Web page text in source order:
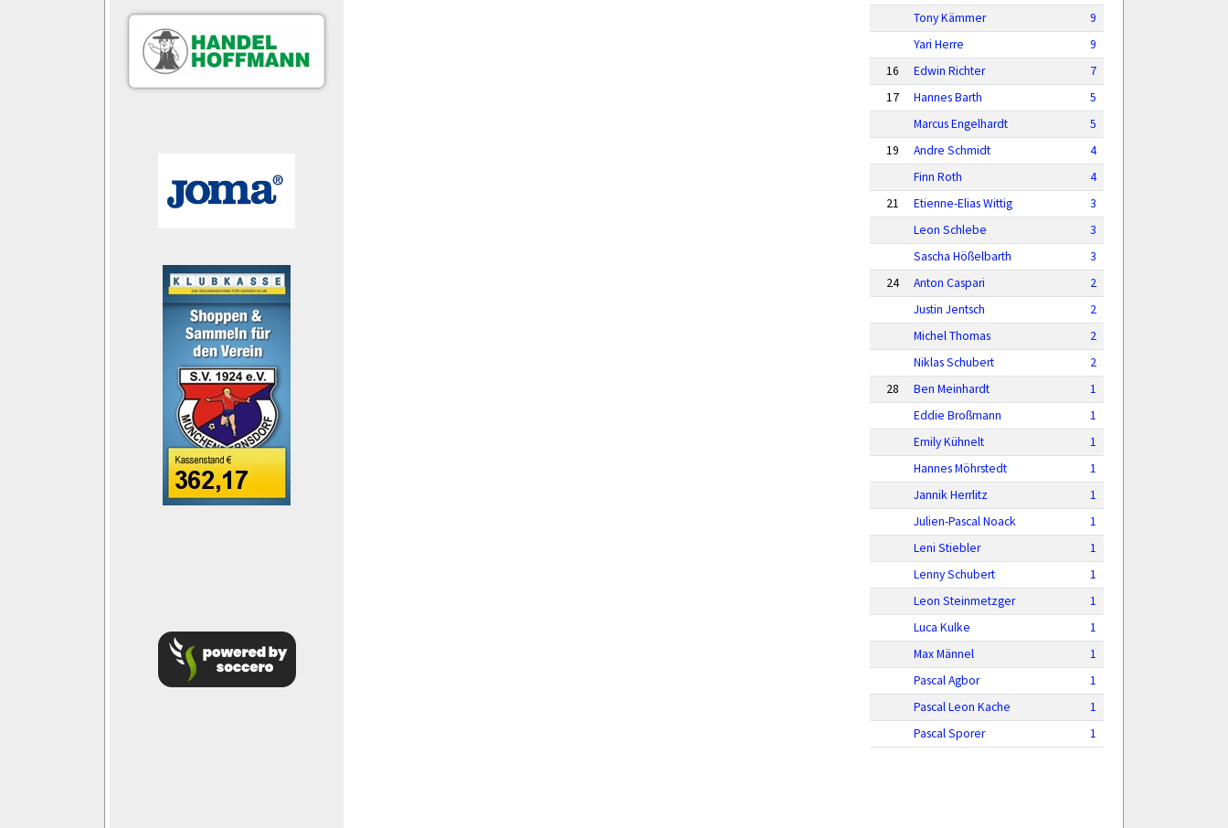
Tony Kämmer
9
Yari Herre
9
16
Edwin Richter
7
17
Hannes Barth
5
Marcus Engelhardt
5
19
Andre Schmidt
4
Finn Roth
4
21
Etienne-Elias Wittig
3
Leon Schlebe
3
Sascha Hößelbarth
3
24
Anton Caspari
2
Justin Jentsch
2
Michel Thomas
2
Niklas Schubert
2
28
Ben Meinhardt
1
Eddie Broßmann
1
Emily Kühnelt
1
Hannes Möhrstedt
1
Jannik Herrlitz
1
Julien-Pascal Noack
1
Leni Stiebler
1
Lenny Schubert
1
Leon Steinmetzger
1
Luca Kulke
1
Max Männel
1
Pascal Agbor
1
Pascal Leon Kache
1
Pascal Sporer
1